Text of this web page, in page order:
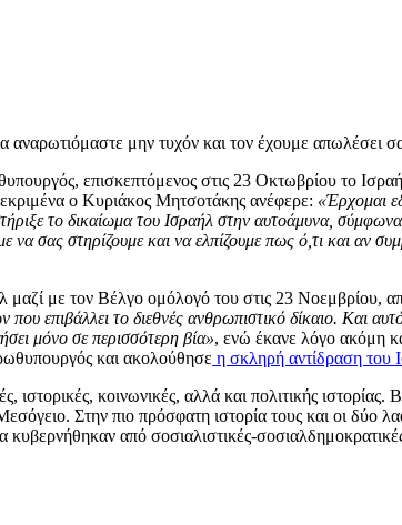
μην τυχόν και τον έχουμε απωλέσει
επισκεπτόμενος στις 23 Οκτωβρίου το
ο Κυριάκος Μητσοτάκης ανέφερε: «Έρχομαι
το δικαίωμα του Ισραήλ στην αυτοάμυνα, σύμφωνα
σας στηρίζουμε και να ελπίζουμε πως ό,τι και αν
με τον Βέλγο ομόλογό του στις 23 Νοεμβρίου,
επιβάλλει το διεθνές ανθρωπιστικό δίκαιο. Και
μόνο σε περισσότερη βία», ενώ έκανε λόγο ακόμη
και ακολούθησε η σκληρή αντίδραση του
κοινωνικές, αλλά και πολιτικής
Στην πιο πρόσφατη ιστορία τους και οι δύο
από σοσιαλιστικές-